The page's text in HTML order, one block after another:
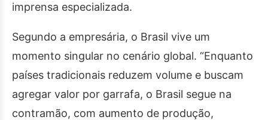
imprensa especializada.
Segundo a empresária, o Brasil vive um
momento singular no cenário global. “Enquanto
países tradicionais reduzem volume e buscam
agregar valor por garrafa, o Brasil segue na
contramão, com aumento de produção,